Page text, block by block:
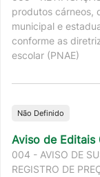
produtos cárneos,
municipal e
conforme as
escolar (PNAE)
Não Definido
Aviso de
004 - AVISO DE
REGISTRO DE